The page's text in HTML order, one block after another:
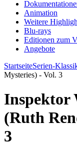
Animation
Weitere
Blu-rays
Editionen zum
Angebote
StartseiteSerien-
Mysteries) - Vol. 3
Inspektor
(Ruth
3